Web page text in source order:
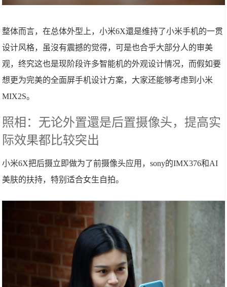
整体而言，在总体外型上，小米6X還是维持了小米手机的一贯
设计风格，虽沒有震撼的觉得，可是也合乎大部分人的审美
观，终究这也是现阶段许多智能机的外观设计情况，而假如要
想更为完美的全面屏手机设计方案，大家还能够考虑到小米
MIX2S。
照相：无论外置還是后置摄像头，提高实
际效果都比较突出
小米6X把后摄立即做为了前摄像头应用，sony的IMX376和AI
美肤的扶持，特别适合女生自拍。